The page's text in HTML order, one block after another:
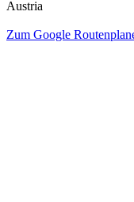
Austria
Zum Google